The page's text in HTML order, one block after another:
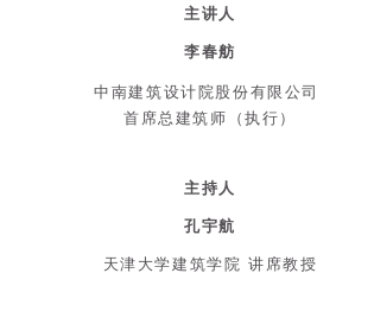
主讲人
李春舫
中南建筑设计院股份有限公司
首席总建筑师（执行）
主持人
孔宇航
天津大学建筑学院 讲席教授